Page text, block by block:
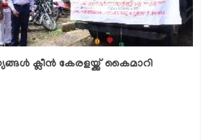
ക്ലീന്‍ കേരളയ്ക്ക് കൈമാറി